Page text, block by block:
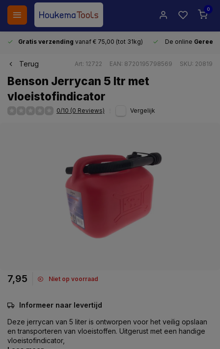
0
Gratis verzending vanaf € 75,00 (tot 31kg) De online
Terug Art: 12722 EAN: 8720195798569 SKU: 20819
Benson Jerrycan 5 ltr met
vloeistofindicator
0/10 (0 Reviews) Vergelijk
7,95 Niet op voorraad
Informeer naar levertijd
Deze jerrycan van 5 liter is ontworpen voor het veilig opslaan
en transporteren van vloeistoffen. Uitgerust met een handige
vloeistofindicator,